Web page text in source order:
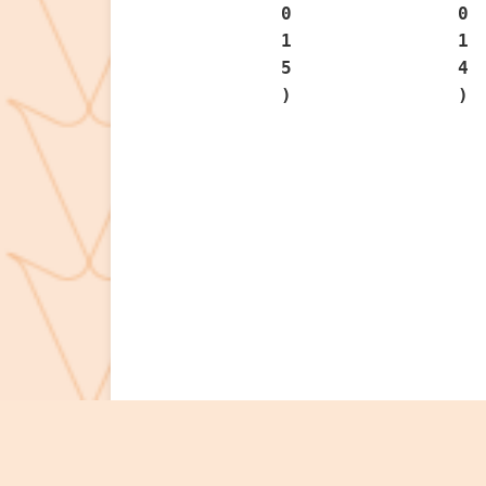
0
1
5
)
0
1
4
)